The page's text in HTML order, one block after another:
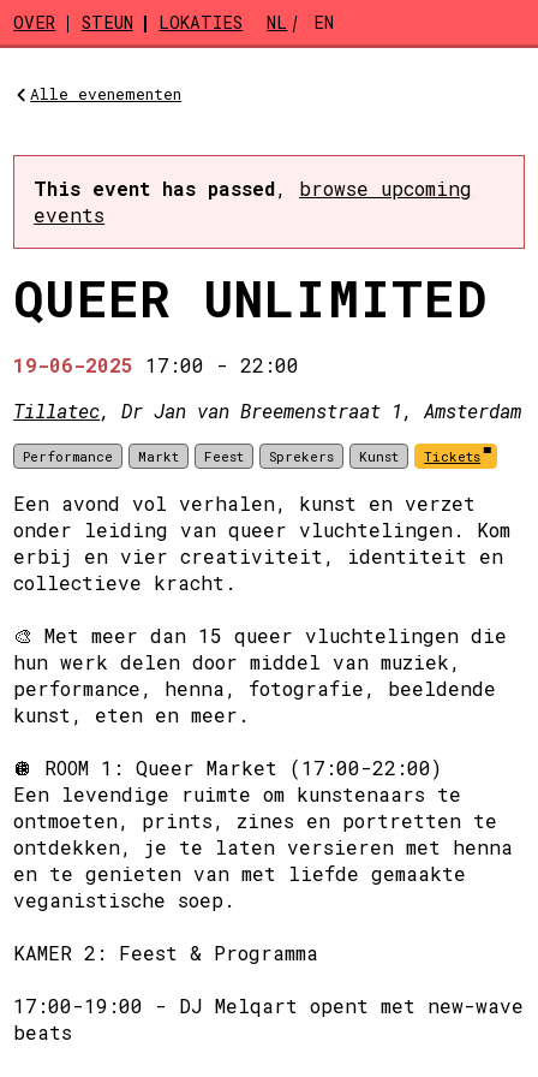
Skip to main content
OVER STEUN LOKATIES NL EN
Alle evenementen
This event has passed, browse upcoming
events
QUEER UNLIMITED
19-06-2025 17:00 -22:00
Tillatec, Dr Jan van Breemenstraat 1, Amsterdam
Performance Markt Feest Sprekers Kunst Tickets
Een avond vol verhalen, kunst en verzet
onder leiding van queer vluchtelingen. Kom
erbij en vier creativiteit, identiteit en
collectieve kracht.
🎨 Met meer dan 15 queer vluchtelingen die
hun werk delen door middel van muziek,
performance, henna, fotografie, beeldende
kunst, eten en meer.
🪩 ROOM 1: Queer Market (17:00-22:00)
Een levendige ruimte om kunstenaars te
ontmoeten, prints, zines en portretten te
ontdekken, je te laten versieren met henna
en te genieten van met liefde gemaakte
veganistische soep.
KAMER 2: Feest & Programma
17:00-19:00 - DJ Melqart opent met new-wave
beats